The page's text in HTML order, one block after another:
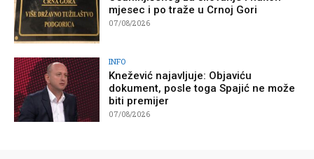
mjesec i po traže u Crnoj Gori
07/08/2026
INFO
Knežević najavljuje: Objaviću
dokument, posle toga Spajić ne može
biti premijer
07/08/2026